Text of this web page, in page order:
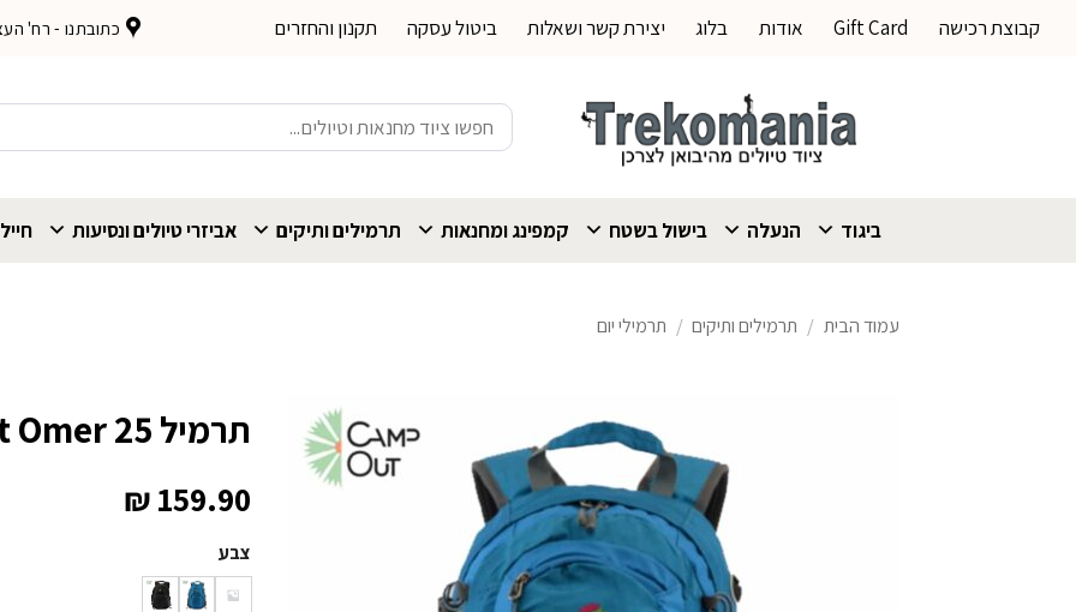
קבוצת רכישה Gift Card אודות בלוג יצירת קשר ושאלות ביטול עסקה תקנון והחזרים כתובתנו - רח' העצמאות
חיפוש
עבור:
ביגוד הנעלה בישול בשטח קמפינג ומחנאות תרמילים ותיקים אביזרי טיולים ונסיעות
עמוד הבית / תרמילים ותיקים / תרמילי יום
תרמיל Campout Omer 25
₪159.90
צבע